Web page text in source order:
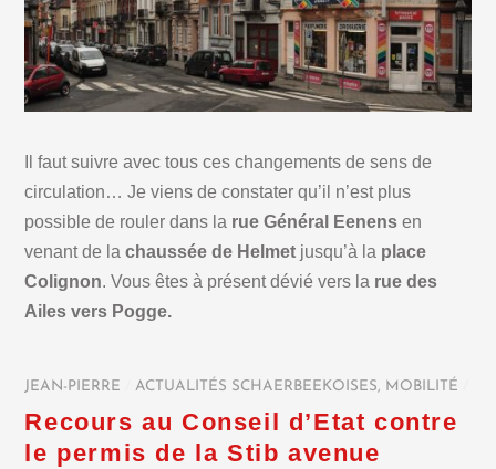
Il faut suivre avec tous ces changements de sens de
circulation… Je viens de constater qu’il n’est plus
possible de rouler dans la rue Général Eenens en
venant de la chaussée de Helmet jusqu’à la place
Colignon. Vous êtes à présent dévié vers la rue des
Ailes vers Pogge.
JEAN-PIERRE ACTUALITÉS SCHAERBEEKOISES, MOBILITÉ
Recours au Conseil d’Etat contre
le permis de la Stib avenue